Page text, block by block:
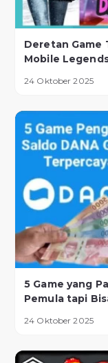
Deretan Game
Mobile
24 Oktober 2025
5 Game yang
Pemula tapi
24 Oktober 2025